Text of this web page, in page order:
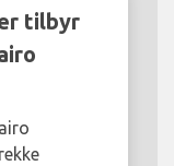
tilbyr